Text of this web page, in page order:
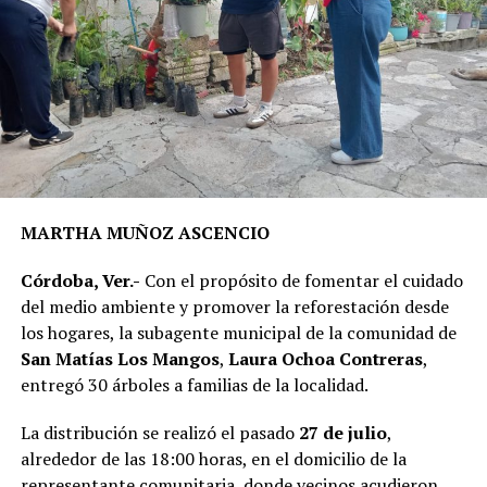
La rehabilitación consistió en la colocación de carpeta
asfáltica en caliente sobre una superficie de 2 mil 200
metros cuadrados de la calle Puebla, en el tramo
comprendido entre el camino a Sabana Larga y San
Rafael Calería. Los trabajos fueron financiados con
recursos del Fondo de Aportaciones para el
Comité de Obra,Antonio Herrera Llanos, recordó que
la pavimentación había sido solicitada desde hace varios
años por los habitantes de La Luz Palotal, por lo que
consideró que su ejecución mejorará las condiciones de
movilidad y seguridad para quienes diariamente utilizan
A la inauguración asistieron integrantes del Cabildo,
MARTHA MUÑOZ ASCENCIO
Córdoba, Ver.- Con el propósito de fomentar el cuidado
del medio ambiente y promover la reforestación desde
los hogares, la subagente municipal de la comunidad de
San Matías Los Mangos, Laura Ochoa Contreras,
entregó 30 árboles a familias de la localidad.
La distribución se realizó el pasado 27 de julio,
alrededor de las 18:00 horas, en el domicilio de la